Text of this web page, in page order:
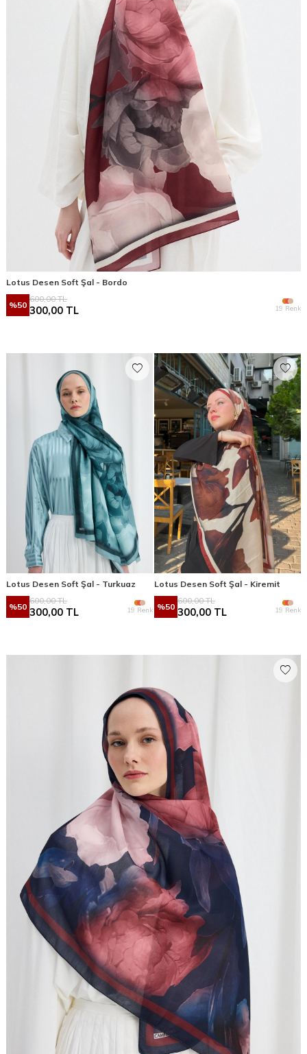
Lotus Desen Soft Şal - Bordo
%50
600,00TL
300,00 TL 19 Renk
Lotus Desen Soft Şal - Turkuaz
%50
600,00TL
300,00 TL 19 Renk
Lotus Desen Soft Şal - Kiremit
%50
600,00TL
300,00 TL 19 Renk